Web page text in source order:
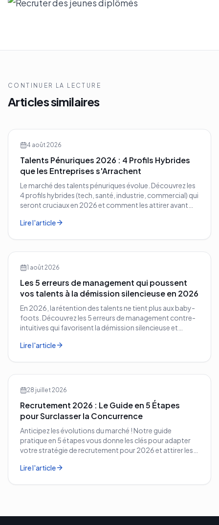
CONTINUER LA LECTURE
Articles similaires
4 août 2026
Talents Pénuriques 2026 : 4 Profils Hybrides
que les Entreprises s'Arrachent
Le marché des talents pénuriques évolue. Découvrez les
4 profils hybrides (tech, santé, industrie, commercial) qui
seront cruciaux en 2026 et comment les attirer avant
Lire l'article
1 août 2026
Les 5 erreurs de management qui poussent
vos talents à la démission silencieuse en 2026
En 2026, la rétention des talents ne tient plus aux baby-
foots. Découvrez les 5 erreurs de management contre-
intuitives qui favorisent la démission silencieuse et
Lire l'article
28 juillet 2026
Recrutement 2026 : Le Guide en 5 Étapes
pour Surclasser la Concurrence
Anticipez les évolutions du marché ! Notre guide
pratique en 5 étapes vous donne les clés pour adapter
votre stratégie de recrutement pour 2026 et attirer les
Lire l'article